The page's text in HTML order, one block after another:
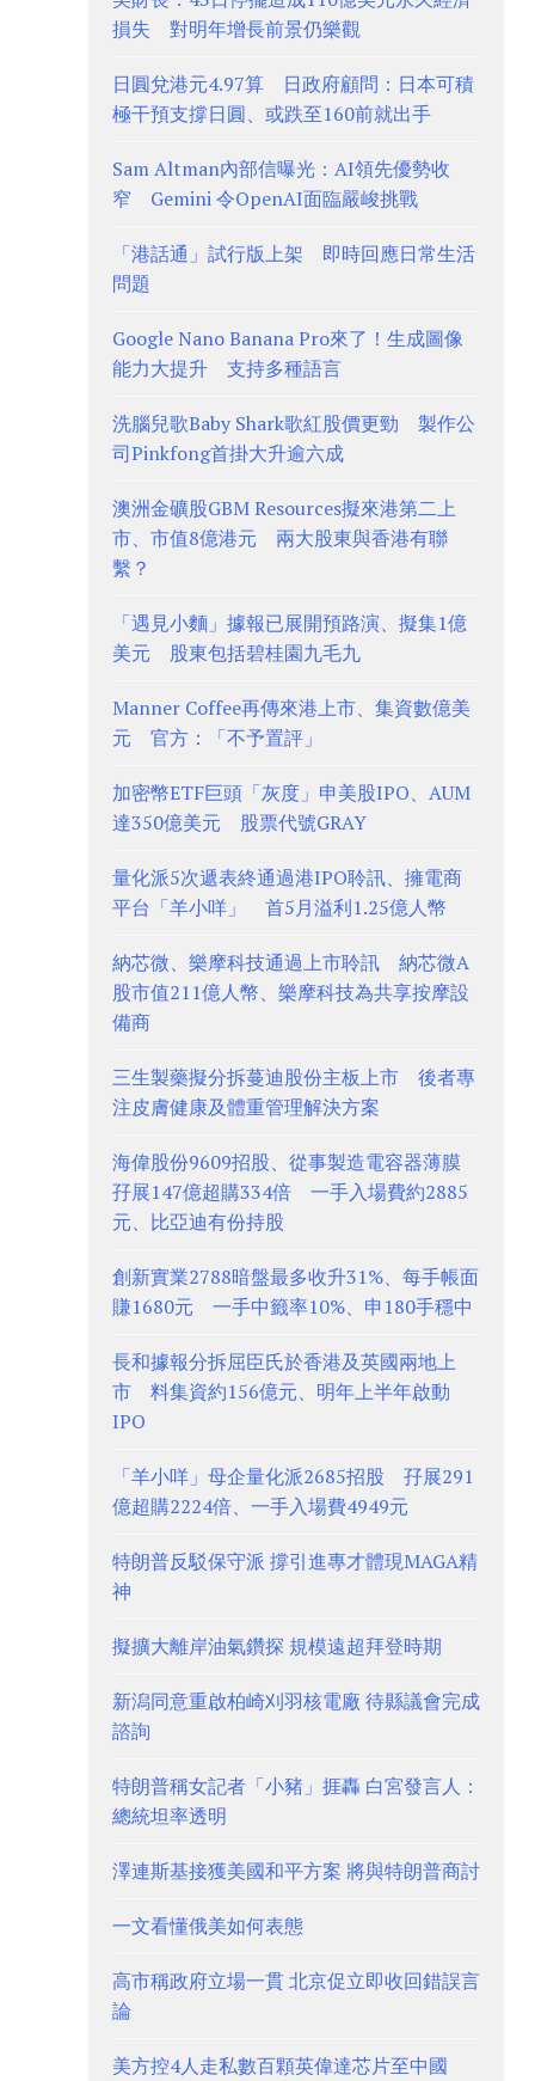
損失 對明年增長前景仍樂觀
日圓兌港元4.97算 日政府顧問：日本可積
極干預支撐日圓、或跌至160前就出手
Sam Altman內部信曝光：AI領先優勢收
窄 Gemini 令OpenAI面臨嚴峻挑戰
「港話通」試行版上架 即時回應日常生活
問題
Google Nano Banana Pro來了！生成圖像
能力大提升 支持多種語言
洗腦兒歌Baby Shark歌紅股價更勁 製作公
司Pinkfong首掛大升逾六成
澳洲金礦股GBM Resources擬來港第二上
市、市值8億港元 兩大股東與香港有聯
繫？
「遇見小麵」據報已展開預路演、擬集1億
美元 股東包括碧桂園九毛九
Manner Coffee再傳來港上市、集資數億美
元 官方：「不予置評」
加密幣ETF巨頭「灰度」申美股IPO、AUM
達350億美元 股票代號GRAY
量化派5次遞表終通過港IPO聆訊、擁電商
平台「羊小咩」 首5月溢利1.25億人幣
納芯微、樂摩科技通過上市聆訊 納芯微A
股市值211億人幣、樂摩科技為共享按摩設
備商
三生製藥擬分拆蔓迪股份主板上市 後者專
注皮膚健康及體重管理解決方案
海偉股份9609招股、從事製造電容器薄膜
孖展147億超購334倍 一手入場費約2885
元、比亞迪有份持股
創新實業2788暗盤最多收升31%、每手帳面
賺1680元 一手中籤率10%、申180手穩中
長和據報分拆屈臣氏於香港及英國兩地上
市 料集資約156億元、明年上半年啟動
IPO
「羊小咩」母企量化派2685招股 孖展291
億超購2224倍、一手入場費4949元
特朗普反駁保守派 撐引進專才體現MAGA精
神
擬擴大離岸油氣鑽探 規模遠超拜登時期
新潟同意重啟柏崎刈羽核電廠 待縣議會完成
諮詢
特朗普稱女記者「小豬」捱轟 白宮發言人：
總統坦率透明
澤連斯基接獲美國和平方案 將與特朗普商討
一文看懂俄美如何表態
高市稱政府立場一貫 北京促立即收回錯誤言
論
美方控4人走私數百顆英偉達芯片至中國